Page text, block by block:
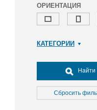
ОРИЕНТАЦИЯ
КАТЕГОРИИ
Досуг, туризм и
Культура
Медицина
Найти
Сбросить